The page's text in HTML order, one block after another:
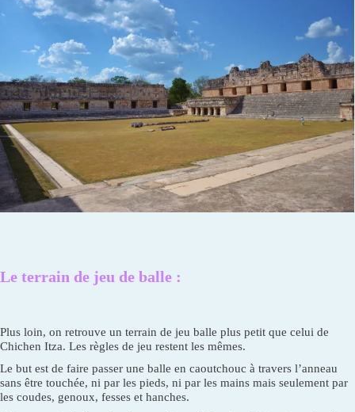
Le terrain de jeu de balle :
Plus loin, on retrouve un terrain de jeu balle plus petit que celui de
Chichen Itza. Les règles de jeu restent les mêmes.
Le but est de faire passer une balle en caoutchouc à travers l’anneau
sans être touchée, ni par les pieds, ni par les mains mais seulement par
les coudes, genoux, fesses et hanches.